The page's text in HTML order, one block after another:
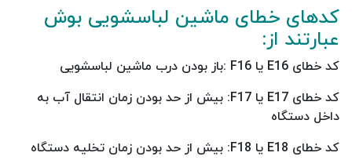
کدهای خطای ماشین لباسشویی بوش
عبارتند از:
کد خطای E16 یا F16 :باز بودن درب ماشین لباسشویی
کد خطای E17 یا F17: بیش از حد بودن زمان انتقال آب به
داخل دستگاه
کد خطای E18 یا F18: بیش از حد بودن زمان تخلیه دستگاه